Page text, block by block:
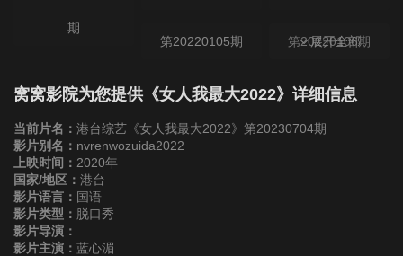
期
第20220105期 第20220106期
第20220107期 第20220110(微女人)
期
第20220110期
第20220112期
第20220117期
展开全部
窝窝影院为您提供《女人我最大2022》详细信息
当前片名： 港台综艺《女人我最大2022》第20230704期
影片别名： nvrenwozuida2022
上映时间： 2020年
国家/地区： 港台
影片语言： 国语
影片类型： 脱口秀
影片导演：
影片主演： 蓝心湄